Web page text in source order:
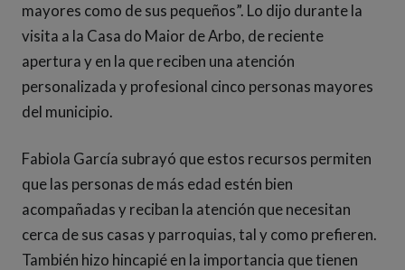
mayores como de sus pequeños”. Lo dijo durante la
visita a la Casa do Maior de Arbo, de reciente
apertura y en la que reciben una atención
personalizada y profesional cinco personas mayores
del municipio.
Fabiola García subrayó que estos recursos permiten
que las personas de más edad estén bien
acompañadas y reciban la atención que necesitan
cerca de sus casas y parroquias, tal y como prefieren.
También hizo hincapié en la importancia que tienen